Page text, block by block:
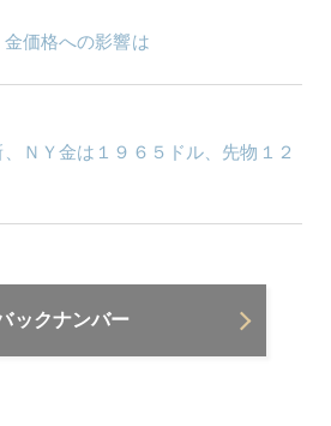
価格への影響は
ＮＹ金は１９６５ドル、先物１２
ックナンバー